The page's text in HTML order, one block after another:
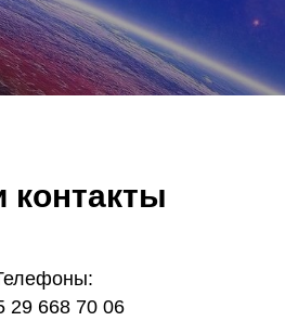
контакты
29 668 70 06